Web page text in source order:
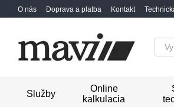
Перейти к основному контенту
O nás Doprava a platba Kontakt
Služby
Online
kalkulacia